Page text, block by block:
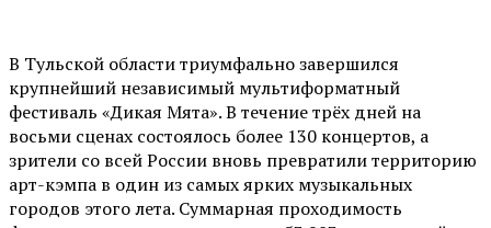
В Тульской области триумфально завершился
крупнейший независимый мультиформатный
фестиваль «Дикая Мята». В течение трёх дней на
восьми сценах состоялось более 130 концертов, а
зрители со всей России вновь превратили территорию
арт-кэмпа в один из самых ярких музыкальных
городов этого лета. Суммарная проходимость